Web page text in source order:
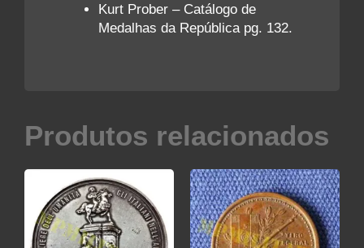
Kurt Prober – Catálogo de
Medalhas da República pg. 132.
Produtos relacionados